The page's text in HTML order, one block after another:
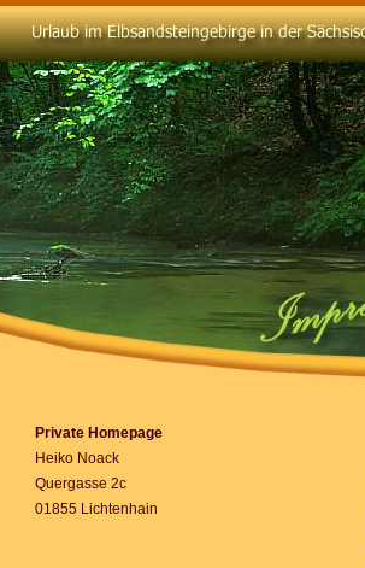
Private Homepage
Heiko Noack
Quergasse 2c
01855 Lichtenhain